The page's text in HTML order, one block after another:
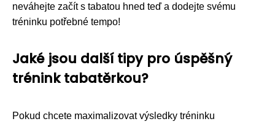
neváhejte začít s tabatou hned teď a dodejte svému
tréninku potřebné tempo!
Jaké jsou další tipy pro úspěšný
trénink tabatěrkou?
Pokud chcete maximalizovat výsledky tréninku